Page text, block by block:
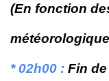
(En fonction
* 02h00 : Fin